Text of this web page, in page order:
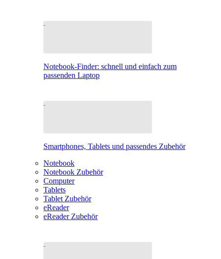
Notebook-Finder: schnell und einfach zum
passenden Laptop
Smartphones, Tablets und passendes Zubehör
Notebook
Notebook Zubehör
Computer
Tablets
Tablet Zubehör
eReader
eReader Zubehör